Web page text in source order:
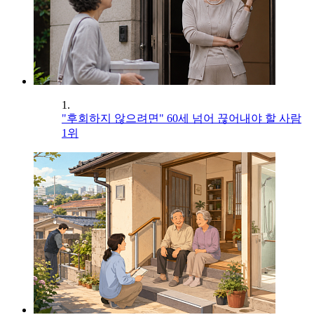
1.
"후회하지 않으려면" 60세 넘어 끊어내야 할 사람
1위